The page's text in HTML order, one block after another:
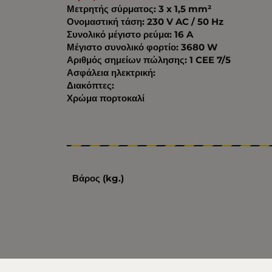
Μετρητής σύρματος: 3 x 1,5 mm²
Ονομαστική τάση: 230 V AC / 50 Hz
Συνολικό μέγιστο ρεύμα: 16 A
Μέγιστο συνολικό φορτίο: 3680 W
Αριθμός σημείων πώλησης: 1 CEE 7/5
Ασφάλεια ηλεκτρική:
Διακόπτες:
Χρώμα πορτοκαλί
Βάρος (kg.)